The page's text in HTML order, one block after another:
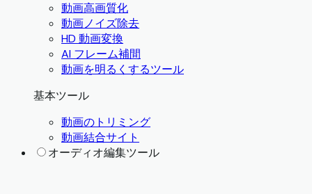
動画高画質化
動画ノイズ除去
HD 動画変換
AI フレーム補間
動画を明るくするツール
基本ツール
動画のトリミング
動画結合サイト
オーディオ編集ツール